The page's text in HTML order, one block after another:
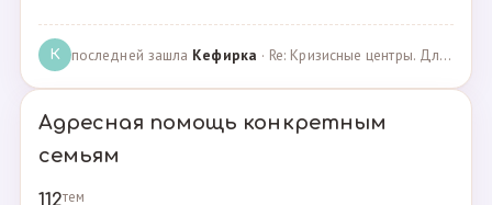
К последней зашла Кефирка · Re: Кризисные центры. Для женщин, попавших в трудн… · 06.03.2022
Адресная помощь конкретным
семьям
112тем